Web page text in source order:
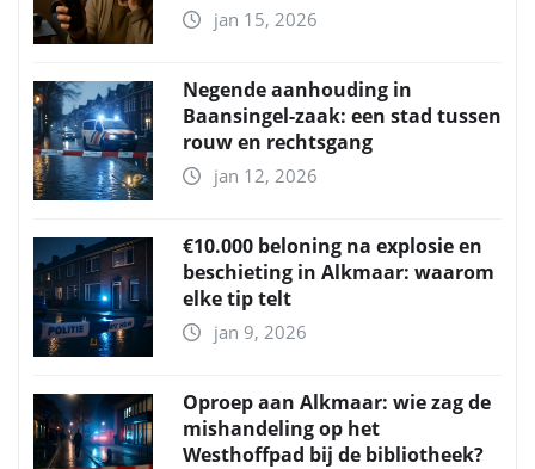
jan 15, 2026
Negende aanhouding in
Baansingel-zaak: een stad tussen
rouw en rechtsgang
jan 12, 2026
€10.000 beloning na explosie en
beschieting in Alkmaar: waarom
elke tip telt
jan 9, 2026
Oproep aan Alkmaar: wie zag de
mishandeling op het
Westhoffpad bij de bibliotheek?